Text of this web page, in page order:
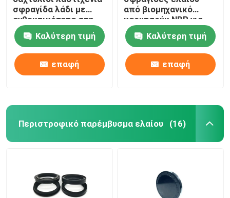
σφραγίδα λάδι με
ανθεκτικότητα στη
θερμότητα
Καλύτερη τιμή
επαφή
από βιομηχανικό
καουτσούκ NBR για
την
αυτοκινητοβιομηχανία
Καλύτερη τιμή
επαφή
Περιστροφικό παρέμβυσμα ελαίου (16)